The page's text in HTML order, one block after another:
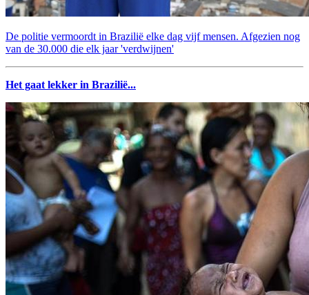
De politie vermoordt in Brazilië elke dag vijf mensen. Afgezien nog
van de 30.000 die elk jaar 'verdwijnen'
Het gaat lekker in Brazilië...